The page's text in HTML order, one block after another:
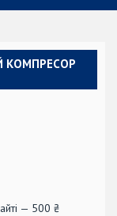
КОМПРЕСОР
— 500 ₴